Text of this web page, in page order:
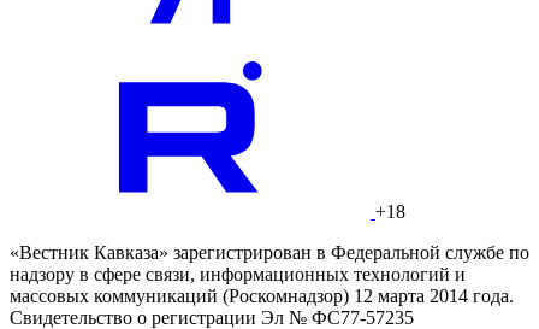
+18
«Вестник Кавказа» зарегистрирован в Федеральной службе по
надзору в сфере связи, информационных технологий и
массовых коммуникаций (Роскомнадзор) 12 марта 2014 года.
Свидетельство о регистрации Эл № ФС77-57235